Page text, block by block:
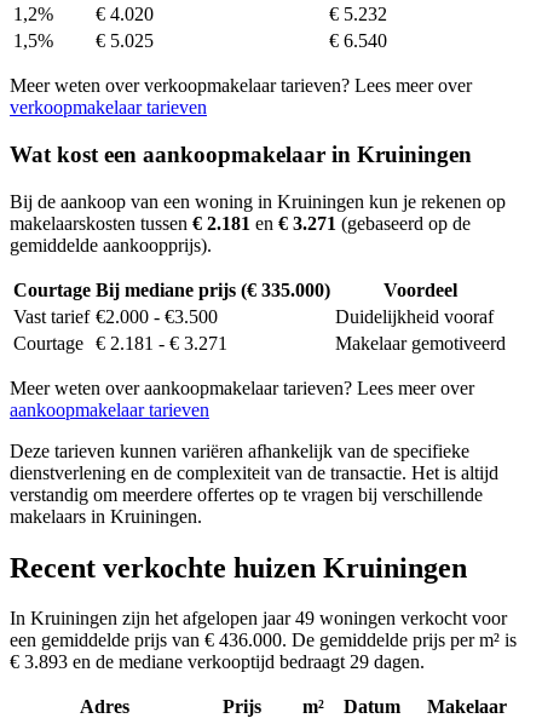
1,2%
€ 4.020
€ 5.232
1,5%
€ 5.025 € 6.540
Meer weten over verkoopmakelaar tarieven? Lees meer over
verkoopmakelaar tarieven
Wat kost een aankoopmakelaar in Kruiningen
Bij de aankoop van een woning in Kruiningen kun je rekenen op
makelaarskosten tussen € 2.181 en € 3.271 (gebaseerd op de
gemiddelde aankoopprijs).
Courtage Bij mediane prijs (€ 335.000)
Voordeel
Vast tarief €2.000 - €3.500
Duidelijkheid vooraf
Courtage € 2.181 - € 3.271 Makelaar gemotiveerd
Meer weten over aankoopmakelaar tarieven? Lees meer over
aankoopmakelaar tarieven
Deze tarieven kunnen variëren afhankelijk van de specifieke
dienstverlening en de complexiteit van de transactie. Het is altijd
verstandig om meerdere offertes op te vragen bij verschillende
makelaars in Kruiningen.
Recent verkochte huizen Kruiningen
In Kruiningen zijn het afgelopen jaar 49 woningen verkocht voor
een gemiddelde prijs van € 436.000. De gemiddelde prijs per m² is
€ 3.893 en de mediane verkooptijd bedraagt 29 dagen.
Adres Prijs m² Datum
Makelaar